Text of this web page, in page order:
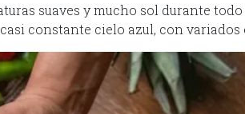
suaves y mucho sol durante todo
constante cielo azul, con variados